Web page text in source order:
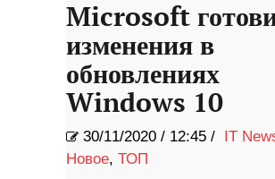
Microsoft
изменения в
обновлениях
Windows 10
30/11/2020 / 12:45 / IT
Новое, ТОП